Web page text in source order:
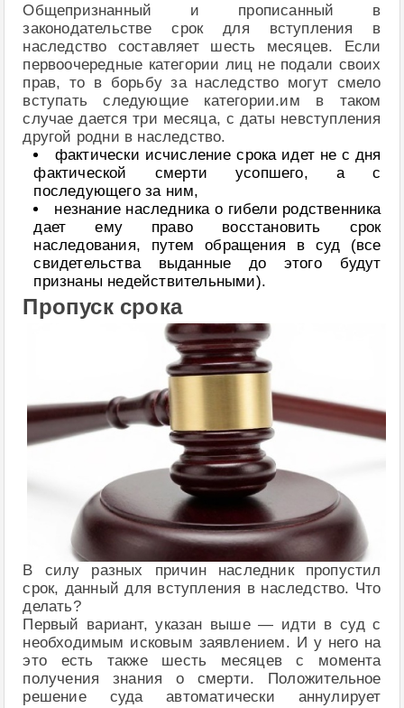
Общепризнанный и прописанный в
законодательстве срок для вступления в
наследство составляет шесть месяцев. Если
первоочередные категории лиц не подали своих
прав, то в борьбу за наследство могут смело
вступать следующие категории.им в таком
случае дается три месяца, с даты невступления
другой родни в наследство.
фактически исчисление срока идет не с дня
фактической смерти усопшего, а с
последующего за ним,
незнание наследника о гибели родственника
дает ему право восстановить срок
наследования, путем обращения в суд (все
свидетельства выданные до этого будут
признаны недействительными).
Пропуск срока
В силу разных причин наследник пропустил
срок, данный для вступления в наследство. Что
делать?
Первый вариант, указан выше — идти в суд с
необходимым исковым заявлением. И у него на
это есть также шесть месяцев с момента
получения знания о смерти. Положительное
решение суда автоматически аннулирует